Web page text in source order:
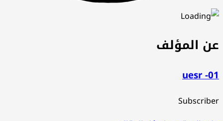
عن المؤلف
uesr -01
Subscriber